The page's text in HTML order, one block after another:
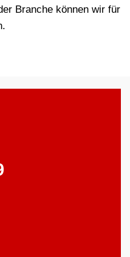
Branche können wir für